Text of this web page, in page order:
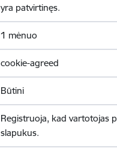
yra patvirtinęs.
1 mėnuo
cookie-agreed
Būtini
Registruoja, kad vartotojas
slapukus.